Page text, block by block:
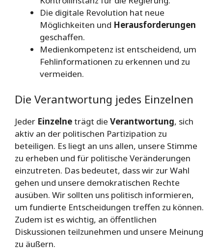
Die digitale Revolution hat neue
Möglichkeiten und Herausforderungen
geschaffen.
Medienkompetenz ist entscheidend, um
Fehlinformationen zu erkennen und zu
vermeiden.
Die Verantwortung jedes Einzelnen
Jeder Einzelneträgt die Verantwortung, sich
aktiv an der politischen Partizipation zu
beteiligen. Es liegt an uns allen, unsere Stimme
zu erheben und für politische Veränderungen
einzutreten. Das bedeutet, dass wir zur Wahl
gehen und unsere demokratischen Rechte
ausüben. Wir sollten uns politisch informieren,
um fundierte Entscheidungen treffen zu können.
Zudem ist es wichtig, an öffentlichen
Diskussionen teilzunehmen und unsere Meinung
zu äußern.